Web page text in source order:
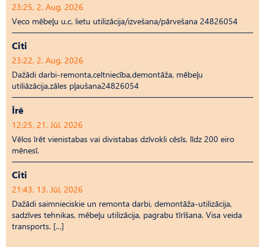
23:25, 2. Aug, 2026
Veco mēbeļu u.c. lietu utilizācija/izvešana/pārvešana 24826054
Citi
23:22, 2. Aug, 2026
Dažādi darbi-remonta,celtniecība,demontāža, mēbeļu
utiliāzācija,zāles pļaušana24826054
Īrē
12:25, 21. Jūl, 2026
Vēlos īrēt vienistabas vai divistabas dzīvokli cēsīs, līdz 200 eiro
mēnesī.
Citi
21:43, 13. Jūl, 2026
Dažādi saimnieciskie un remonta darbi, demontāža-utilizācija,
sadzīves tehnikas, mēbeļu utilizācija, pagrabu tīrīšana. Visa veida
transports. […]